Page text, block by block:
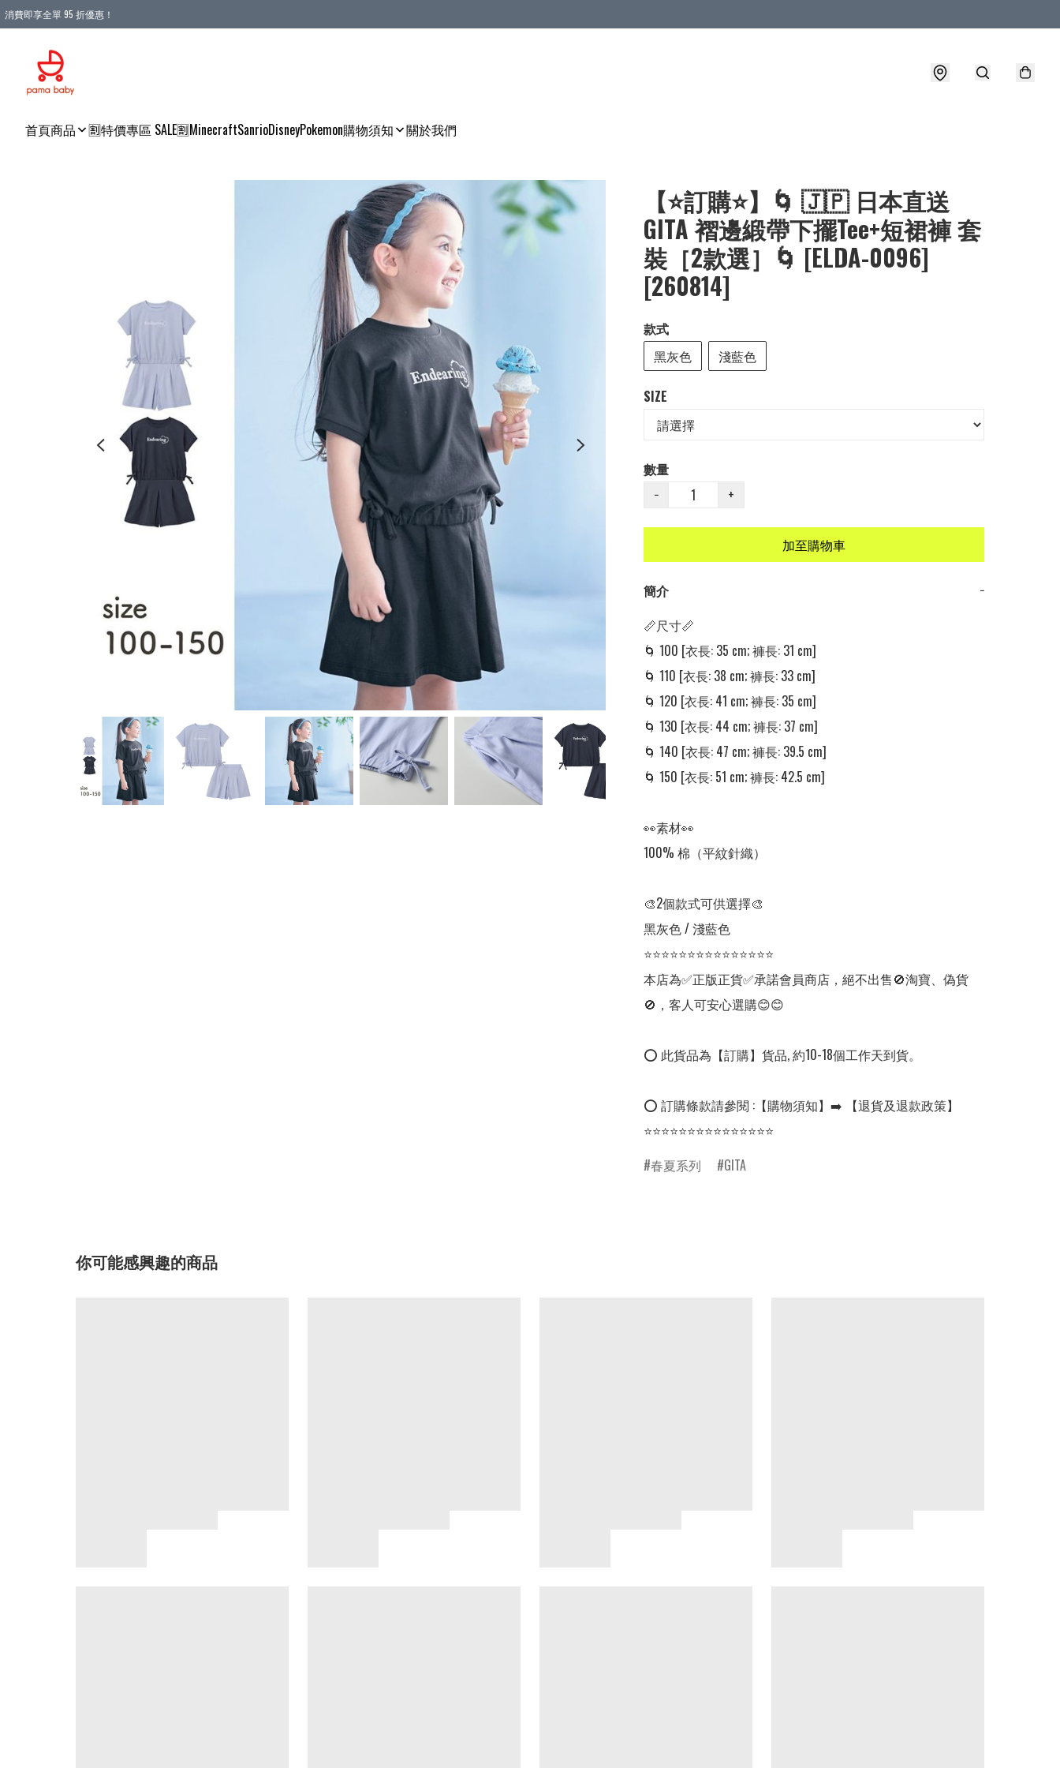
消費即享全單 95 折優惠！
首頁商品 🈹特價專區 SALE🈹MinecraftSanrioDisneyPokemon購物須知 關於我們
【⭐訂購⭐】🌀 🇯🇵 日本直送
GITA 褶邊緞帶下擺Tee+短裙褲 套
裝［2款選］🌀 [ELDA-0096]
[260814]
款式
黑灰色
淺藍色
SIZE
數量
−
+
加至購物車
簡介
−
📏尺寸📏
🌀 100 [衣長: 35 cm; 褲長: 31 cm]
🌀 110 [衣長: 38 cm; 褲長: 33 cm]
🌀 120 [衣長: 41 cm; 褲長: 35 cm]
🌀 130 [衣長: 44 cm; 褲長: 37 cm]
🌀 140 [衣長: 47 cm; 褲長: 39.5 cm]
🌀 150 [衣長: 51 cm; 褲長: 42.5 cm]
👀素材👀
100% 棉（平紋針織）
🎨2個款式可供選擇🎨
黑灰色 / 淺藍色
⭐⭐⭐⭐⭐⭐⭐⭐⭐⭐⭐⭐⭐⭐⭐
本店為✅正版正貨✅承諾會員商店，絕不出售🚫淘寶、偽貨
🚫，客人可安心選購😊😊
⭕ 此貨品為【訂購】貨品, 約10-18個工作天到貨。
⭕ 訂購條款請參閱 :【購物須知】➡️ 【退貨及退款政策】
⭐⭐⭐⭐⭐⭐⭐⭐⭐⭐⭐⭐⭐⭐⭐
春夏系列
GITA
你可能感興趣的商品